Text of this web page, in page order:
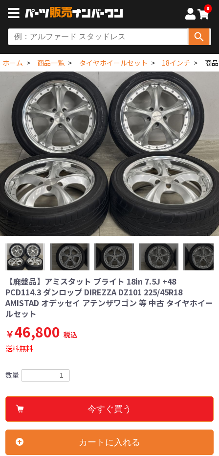
0
ホーム 商品一覧 タイヤホイールセット 18インチ 商
【廃盤品】アミスタット ブライト 18in 7.5J +48
PCD114.3 ダンロップ DIREZZA DZ101 225/45R18
AMISTAD オデッセイ アテンザワゴン 等 中古 タイヤホイー
ルセット
￥46,800 税込
送料無料
数量
今すぐ買う
カートに入れる